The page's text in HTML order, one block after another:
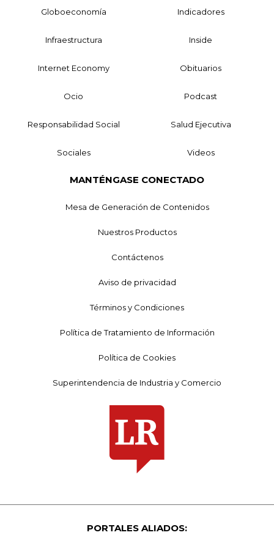
Globoeconomía Indicadores
Infraestructura Inside
Internet Economy Obituarios
Ocio Podcast
Responsabilidad Social Salud Ejecutiva
Sociales Videos
MANTÉNGASE CONECTADO
Mesa de Generación de Contenidos
Nuestros Productos
Contáctenos
Aviso de privacidad
Términos y Condiciones
Política de Tratamiento de Información
Política de Cookies
Superintendencia de Industria y Comercio
PORTALES ALIADOS: